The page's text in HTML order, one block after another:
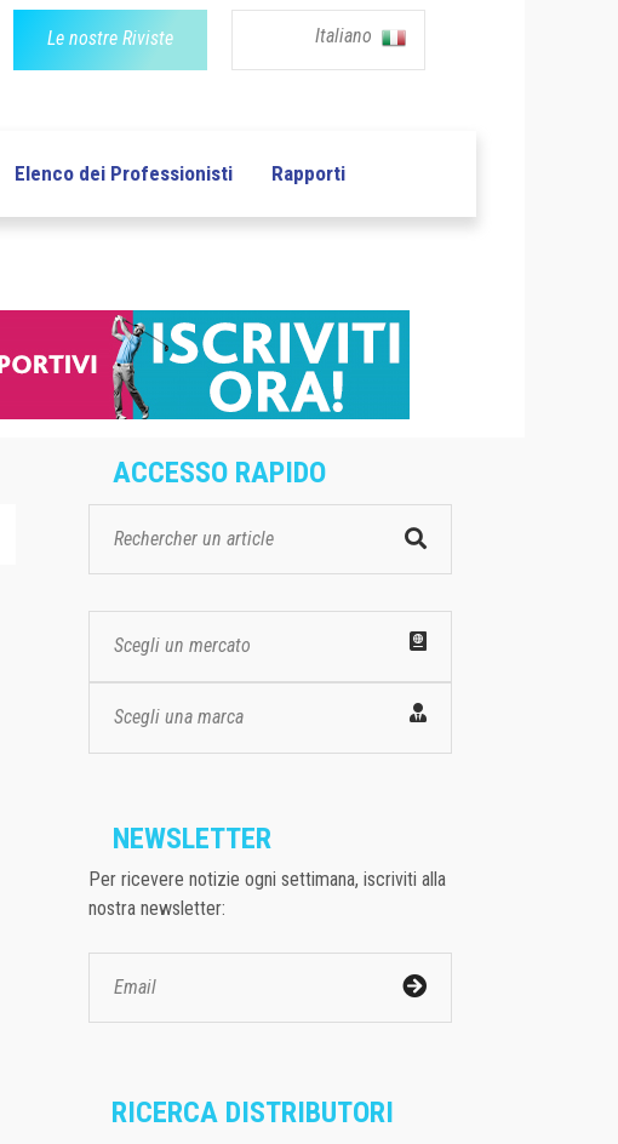
Le nostre Riviste Italiano
Elenco dei Professionisti Rapporti
ACCESSO RAPIDO
Scegli un mercato
Scegli una marca
NEWSLETTER
Per ricevere notizie ogni settimana, iscriviti alla
nostra newsletter:
RICERCA DISTRIBUTORI